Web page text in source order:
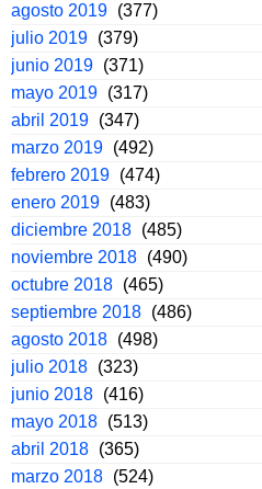
agosto 2019 (377)
julio 2019 (379)
junio 2019 (371)
mayo 2019 (317)
abril 2019 (347)
marzo 2019 (492)
febrero 2019 (474)
enero 2019 (483)
diciembre 2018 (485)
noviembre 2018 (490)
octubre 2018 (465)
septiembre 2018 (486)
agosto 2018 (498)
julio 2018 (323)
junio 2018 (416)
mayo 2018 (513)
abril 2018 (365)
marzo 2018 (524)